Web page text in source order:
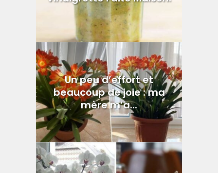
Un peu d’effort et
beaucoup de joie : ma
mère m’a...